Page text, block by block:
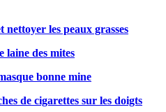
les peaux grasses
laine des mites
bonne mine
de cigarettes sur les doigts